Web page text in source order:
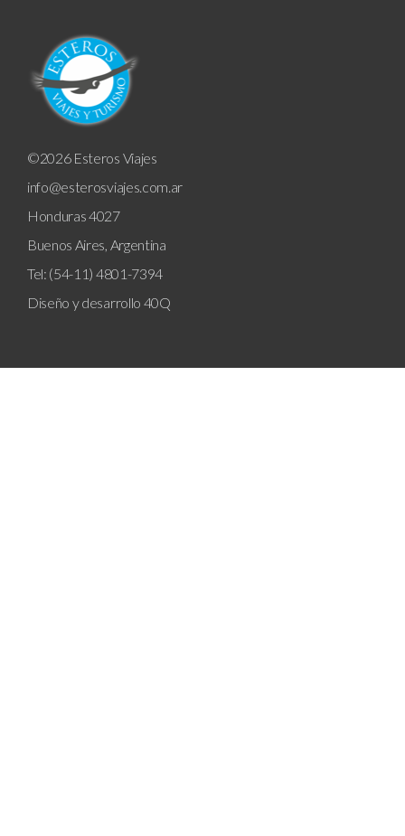
©2026 Esteros Viajes
info@esterosviajes.com.ar
Honduras 4027
Buenos Aires, Argentina
Tel: (54-11) 4801-7394
Diseño y desarrollo 40Q